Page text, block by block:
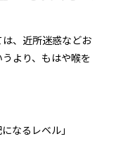
、近所迷惑などお
より、もはや喉を
なるレベル」